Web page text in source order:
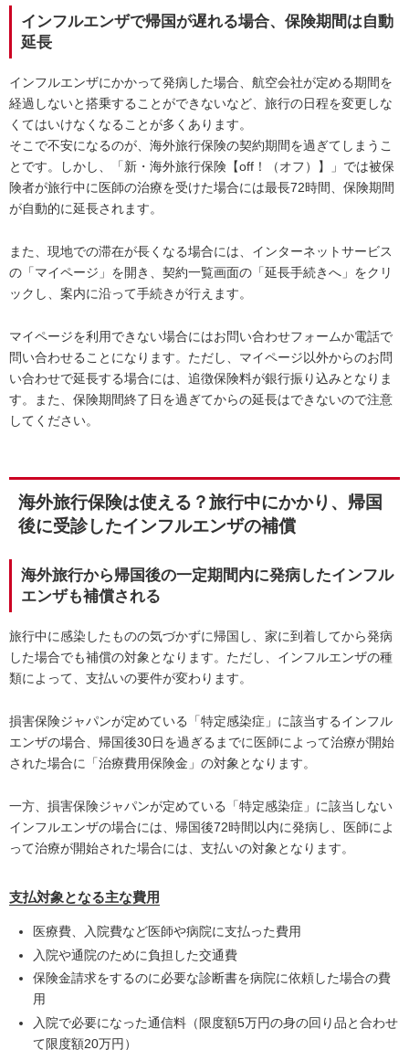
インフルエンザで帰国が遅れる場合、保険期間は自動
延長
インフルエンザにかかって発病した場合、航空会社が定める期間を
経過しないと搭乗することができないなど、旅行の日程を変更しな
くてはいけなくなることが多くあります。
そこで不安になるのが、海外旅行保険の契約期間を過ぎてしまうこ
とです。しかし、「新・海外旅行保険【off！（オフ）】」では被保
険者が旅行中に医師の治療を受けた場合には最長72時間、保険期間
が自動的に延長されます。
また、現地での滞在が長くなる場合には、インターネットサービス
の「マイページ」を開き、契約一覧画面の「延長手続きへ」をクリ
ックし、案内に沿って手続きが行えます。
マイページを利用できない場合にはお問い合わせフォームか電話で
問い合わせることになります。ただし、マイページ以外からのお問
い合わせで延長する場合には、追徴保険料が銀行振り込みとなりま
す。また、保険期間終了日を過ぎてからの延長はできないので注意
してください。
海外旅行保険は使える？旅行中にかかり、帰国
後に受診したインフルエンザの補償
海外旅行から帰国後の一定期間内に発病したインフル
エンザも補償される
旅行中に感染したものの気づかずに帰国し、家に到着してから発病
した場合でも補償の対象となります。ただし、インフルエンザの種
類によって、支払いの要件が変わります。
損害保険ジャパンが定めている「特定感染症」に該当するインフル
エンザの場合、帰国後30日を過ぎるまでに医師によって治療が開始
された場合に「治療費用保険金」の対象となります。
一方、損害保険ジャパンが定めている「特定感染症」に該当しない
インフルエンザの場合には、帰国後72時間以内に発病し、医師によ
って治療が開始された場合には、支払いの対象となります。
支払対象となる主な費用
医療費、入院費など医師や病院に支払った費用
入院や通院のために負担した交通費
保険金請求をするのに必要な診断書を病院に依頼した場合の費
用
入院で必要になった通信料（限度額5万円の身の回り品と合わせ
て限度額20万円）